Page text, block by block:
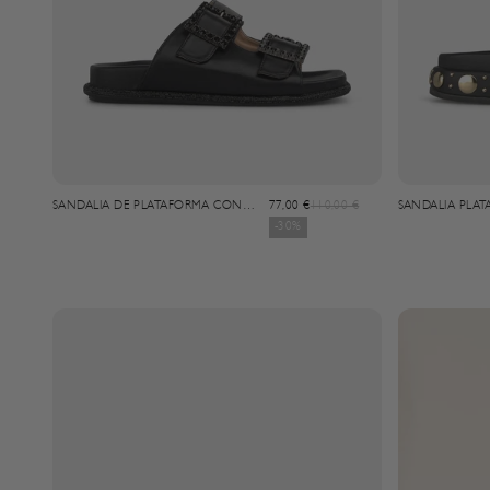
SANDALIA DE PLATAFORMA CON
Angebot
77,00 €Regulärer Preis
110,00 €
-30%
SANDALIA